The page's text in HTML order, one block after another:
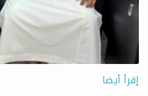
إقرأ أيضا